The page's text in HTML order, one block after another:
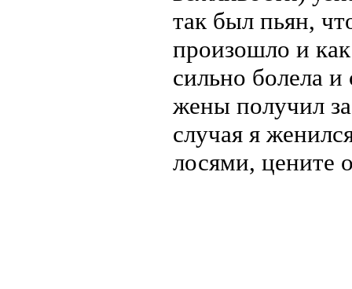
так был пьян,
произошло и
сильно болела
жены получил
случая я
лосями, цените